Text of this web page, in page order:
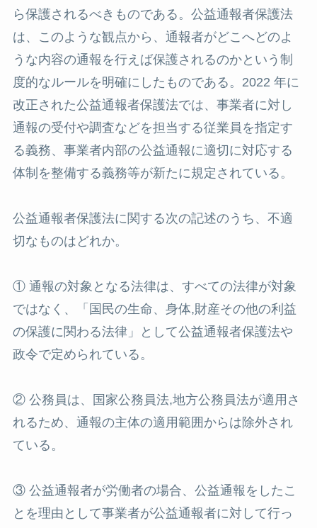
ら保護されるべきものである。公益通報者保護法
は、このような観点から、通報者がどこへどのよ
うな内容の通報を行えば保護されるのかという制
度的なルールを明確にしたものである。2022 年に
改正された公益通報者保護法では、事業者に対し
通報の受付や調査などを担当する従業員を指定す
る義務、事業者内部の公益通報に適切に対応する
体制を整備する義務等が新たに規定されている。
公益通報者保護法に関する次の記述のうち、不適
切なものはどれか。
① 通報の対象となる法律は、すべての法律が対象
ではなく、「国民の生命、身体,財産その他の利益
の保護に関わる法律」として公益通報者保護法や
政令で定められている。
② 公務員は、国家公務員法,地方公務員法が適用さ
れるため、通報の主体の適用範囲からは除外され
ている。
③ 公益通報者が労働者の場合、公益通報をしたこ
とを理由として事業者が公益通報者に対して行っ